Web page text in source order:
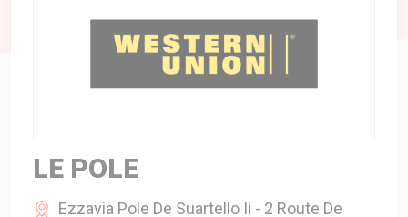
BIO & ENVIRONNEMENT
ENTREPRISE
ANIMAUX
LE POLE
Ezzavia Pole De Suartello Ii - 2 Route De